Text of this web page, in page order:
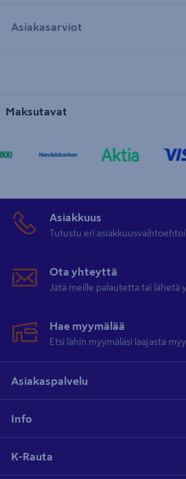
Asiakasarviot
Maksutavat
Asiakkuus
Tutustu eri
Ota yhteyttä
Jätä meille palautetta tai
Hae myymälää
Etsi lähin myymäläsi laajasta
Asiakaspalvelu
Info
K-Rauta